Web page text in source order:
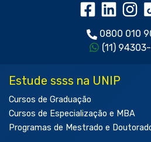
0800 010
(11)
Estude ssss na UNIP
Cursos de Graduação
Cursos de Especialização e MBA
Programas de Mestrado e